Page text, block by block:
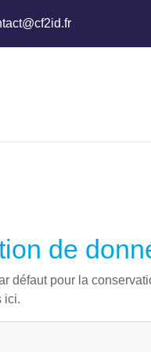
de
défaut pour la
ici.